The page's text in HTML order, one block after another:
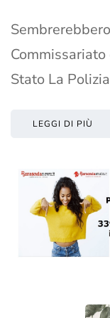
Stato La
LEGGI DI PIÙ